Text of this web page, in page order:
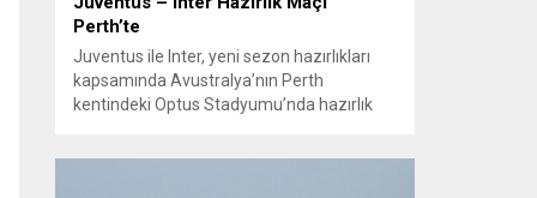
Perth’te
Juventus ile Inter, yeni sezon hazırlıkları
kapsamında Avustralya’nın Perth
kentindeki Optus Stadyumu’nda hazırlık